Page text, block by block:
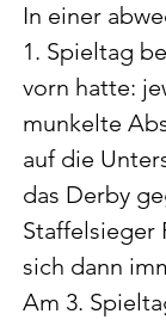
In einer
1. Spieltag
vorn hatte:
munkelte
auf die
das Derby
Staffelsieger
sich dann
Am 3.